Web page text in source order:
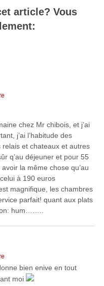
article? Vous
chez Mr chibois, et j’ai
j’ai l’habitude des
et chateaux et autres
q’au déjeuner et pour 55
la même chose qu’au
à 190 euros
magnifique, les chambres
parfait! quant aux plats
hum……..
bien enive en tout
moi